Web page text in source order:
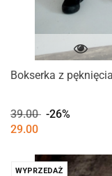
Bokserka z
39.00 -26%
29.00
WYPRZEDAŻ